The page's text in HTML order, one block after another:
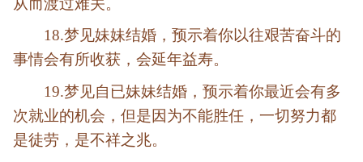
18.梦见妹妹结婚，预示着你以往艰苦奋斗的
事情会有所收获，会延年益寿。
19.梦见自已妹妹结婚，预示着你最近会有多
次就业的机会，但是因为不能胜任，一切努力都
是徒劳，是不祥之兆。